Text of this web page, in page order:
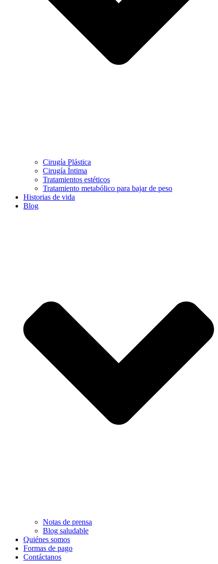
Cirugía Plástica
Cirugía Íntima
Tratamientos estéticos
Tratamiento metabólico para bajar de peso
Historias de vida
Blog
Notas de prensa
Blog saludable
Quiénes somos
Formas de pago
Contáctanos